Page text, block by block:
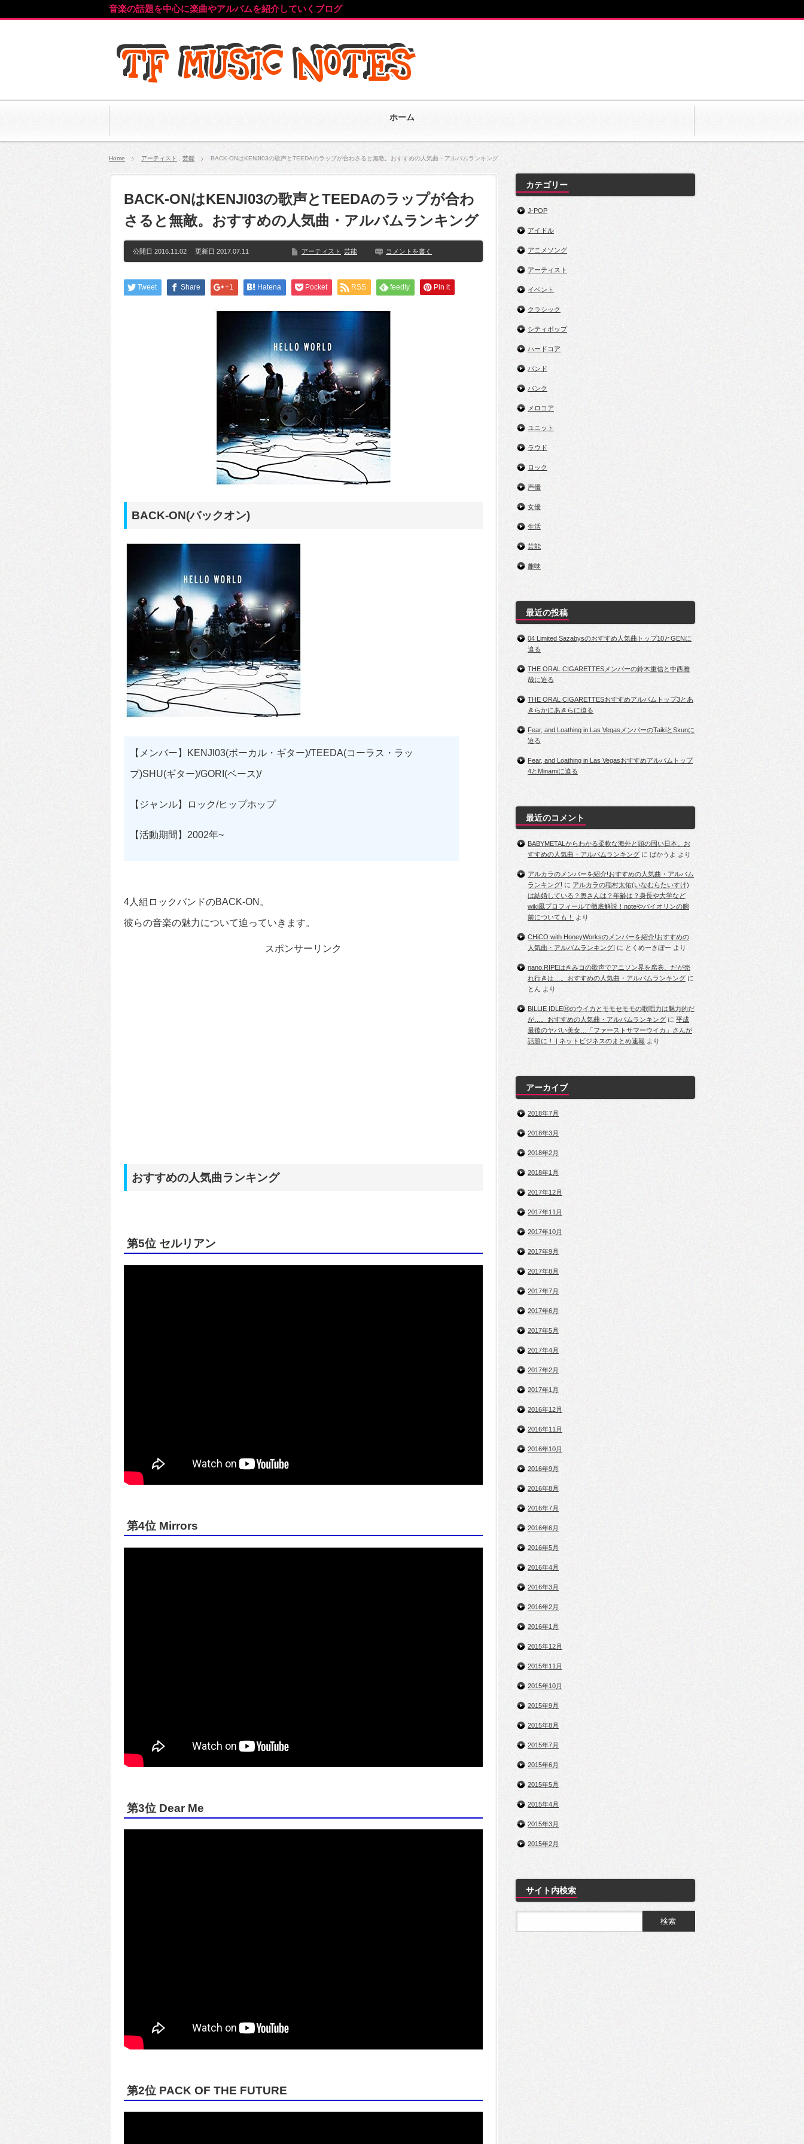
ホーム
音楽の話題を中心に楽曲やアルバムを紹介していくブログ
Home アーティスト 芸能 BACK-ONはKENJI03の歌声とTEEDAのラップが合わさると無敵。おすすめの人気曲・アルバムランキング
BACK-ONはKENJI03の歌声とTEEDAのラップが合わ
さると無敵。おすすめの人気曲・アルバムランキング
公開日 2016.11.02 更新日 2017.07.11 アーティスト 芸能 コメントを書く
Tweet Share +1 Hatena Pocket RSS feedly Pin it
BACK-ON(バックオン)
【メンバー】KENJI03(ボーカル・ギター)/TEEDA(コーラス・ラッ
プ)SHU(ギター)/GORI(ベース)/
【ジャンル】ロック/ヒップホップ
【活動期間】2002年~
4人組ロックバンドのBACK-ON。
彼らの音楽の魅力について迫っていきます。
スポンサーリンク
おすすめの人気曲ランキング
第5位 セルリアン
第4位 Mirrors
第3位 Dear Me
第2位 PACK OF THE FUTURE
カテゴリー
J-POP
アイドル
アニメソング
アーティスト
イベント
クラシック
シティポップ
ハードコア
バンド
パンク
メロコア
ユニット
ラウド
ロック
声優
女優
生活
芸能
趣味
最近の投稿
04 Limited Sazabysのおすすめ人気曲トップ10とGENに
迫る
THE ORAL CIGARETTESメンバーの鈴木重信と中西雅
哉に迫る
THE ORAL CIGARETTESおすすめアルバムトップ3とあ
きらかにあきらに迫る
Fear, and Loathing in Las VegasメンバーのTaikiとSxunに
迫る
Fear, and Loathing in Las Vegasおすすめアルバムトップ
4とMinamiに迫る
最近のコメント
BABYMETALからわかる柔軟な海外と頭の固い日本。お
すすめの人気曲・アルバムランキング に ばかうよ より
アルカラのメンバーを紹介!おすすめの人気曲・アルバム
ランキング! に アルカラの稲村太佑(いなむらたいすけ)
は結婚している？奥さんは？年齢は？身長や大学など
wiki風プロフィールで徹底解説！noteやバイオリンの腕
前についても！
より
CHiCO with HoneyWorksのメンバーを紹介!おすすめの
人気曲・アルバムランキング! に とくめーきぼー より
nano.RIPEはきみコの歌声でアニソン界を席巻、だが売
れ行きは…。おすすめの人気曲・アルバムランキング に
とん より
BILLIE IDLEⓇのウイカとモモセモモの歌唱力は魅力的だ
が…。おすすめの人気曲・アルバムランキング に 平成
最後のヤバい美女…「ファーストサマーウイカ」さんが
話題に！ | ネットビジネスのまとめ速報 より
アーカイブ
2018年7月
2018年3月
2018年2月
2018年1月
2017年12月
2017年11月
2017年10月
2017年9月
2017年8月
2017年7月
2017年6月
2017年5月
2017年4月
2017年2月
2017年1月
2016年12月
2016年11月
2016年10月
2016年9月
2016年8月
2016年7月
2016年6月
2016年5月
2016年4月
2016年3月
2016年2月
2016年1月
2015年12月
2015年11月
2015年10月
2015年9月
2015年8月
2015年7月
2015年6月
2015年5月
2015年4月
2015年3月
2015年2月
サイト内検索